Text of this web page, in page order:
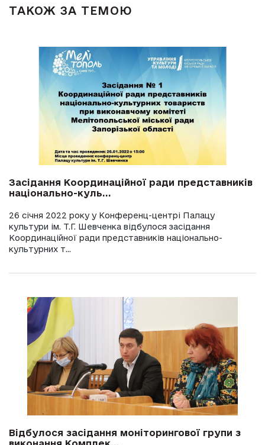
ТАКОЖ ЗА ТЕМОЮ
Засідання Координаційної ради представників
національно-куль...
26 січня 2022 року у Конференц-центрі Палацу
культури ім. Т.Г. Шевченка відбулося засідання
Координаційної ради представників національно-
культурних т...
Відбулося засідання моніторингової групи з